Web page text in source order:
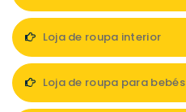
Loja de roupa interior
Loja de roupa para bebés